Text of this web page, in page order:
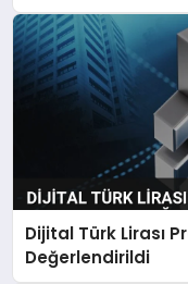
Dijital Türk Lirası
Değerlendirildi